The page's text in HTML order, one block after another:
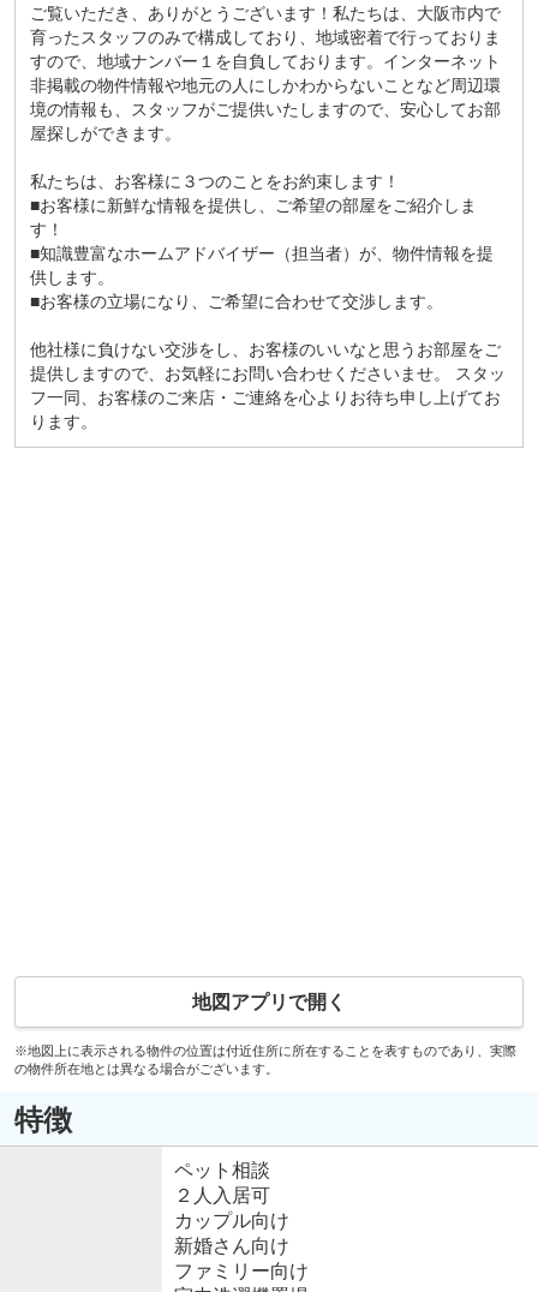
ご覧いただき、ありがとうございます！私たちは、大阪市内で
育ったスタッフのみで構成しており、地域密着で行っておりま
すので、地域ナンバー１を自負しております。インターネット
非掲載の物件情報や地元の人にしかわからないことなど周辺環
境の情報も、スタッフがご提供いたしますので、安心してお部
屋探しができます。
私たちは、お客様に３つのことをお約束します！
■お客様に新鮮な情報を提供し、ご希望の部屋をご紹介しま
す！
■知識豊富なホームアドバイザー（担当者）が、物件情報を提
供します。
■お客様の立場になり、ご希望に合わせて交渉します。
他社様に負けない交渉をし、お客様のいいなと思うお部屋をご
提供しますので、お気軽にお問い合わせくださいませ。 スタッ
フ一同、お客様のご来店・ご連絡を心よりお待ち申し上げてお
ります。
地図アプリで開く
※地図上に表示される物件の位置は付近住所に所在することを表すものであり、実際
の物件所在地とは異なる場合がございます。
特徴
ペット相談
２人入居可
カップル向け
新婚さん向け
ファミリー向け